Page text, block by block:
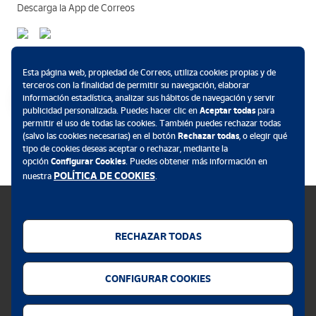
DIA DE SAN JORGE
Capadocia, mundialmente conocido y que en Alcoi/Alcoy está
encarnado por la figura de un niño, protagonista indiscutible de la
Fiesta, querido y admirado por todos.
DIA DEL ALARDO
las Embajadas y la lucha incruenta entre arcabuces, sumergiendo
a la ciudad en un frenesí de pólvora y estruendo, no apto para
oídos sensibles. Ya por último al caer la tarde, en las almenas del
Castillo, aparecerá el niño Sant Jordi, a lomos de su blanco corcel,
recreando el milagro que el pueblo de Alcoi/Alcoy rememora
Descarga la App de Correos
Política de cookies
Privacidad web
Esta página web, propiedad de Correos, utiliza cookies propias y de
terceros con la finalidad de permitir su navegación, elaborar
información estadística, analizar sus hábitos de navegación y servir
publicidad personalizada. Puedes hacer clic en Aceptar todaspara
permitir el uso de todas las cookies. También puedes rechazar todas
(salvo las cookies necesarias) en el botón Rechazar todas, o elegir qué
tipo de cookies deseas aceptar o rechazar, mediante la
opción Configurar Cookies. Puedes obtener más información en
nuestra POLÍTICA DE COOKIES.
RECHAZAR TODAS
CONFIGURAR COOKIES